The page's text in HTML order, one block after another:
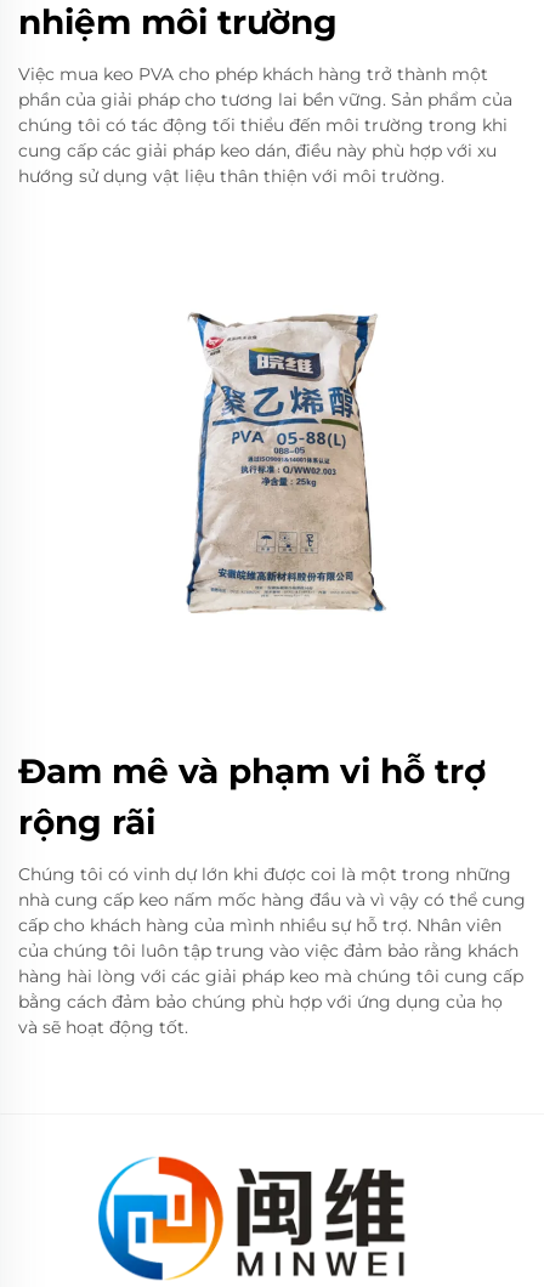
nhiệm môi trường
Việc mua keo PVA cho phép khách hàng trở thành một
phần của giải pháp cho tương lai bền vững. Sản phẩm của
chúng tôi có tác động tối thiểu đến môi trường trong khi
cung cấp các giải pháp keo dán, điều này phù hợp với xu
hướng sử dụng vật liệu thân thiện với môi trường.
Đam mê và phạm vi hỗ trợ
rộng rãi
Chúng tôi có vinh dự lớn khi được coi là một trong những
nhà cung cấp keo nấm mốc hàng đầu và vì vậy có thể cung
cấp cho khách hàng của mình nhiều sự hỗ trợ. Nhân viên
của chúng tôi luôn tập trung vào việc đảm bảo rằng khách
hàng hài lòng với các giải pháp keo mà chúng tôi cung cấp
bằng cách đảm bảo chúng phù hợp với ứng dụng của họ
và sẽ hoạt động tốt.